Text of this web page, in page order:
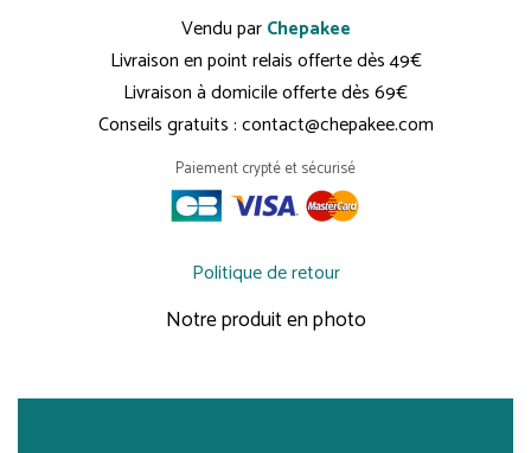
Vendu parChepakee
Livraison en point relais offerte dès 49€
Livraison à domicile offerte dès 69€
Conseils gratuits : contact@chepakee.com
Paiement crypté et sécurisé
Politique de retour
Notre produit en photo